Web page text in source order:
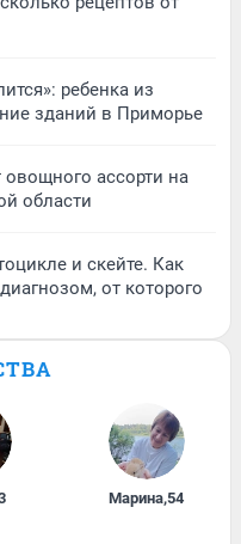
ребенка из
зданий в Приморье
овощного ассорти на
области
и скейте. Как
от которого
Марина,54